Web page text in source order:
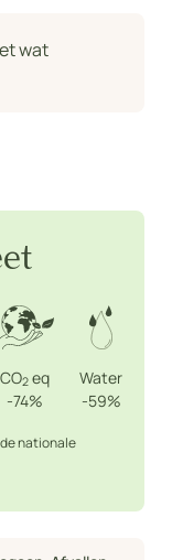
wat
CO2 eq
-74%
Water
-59%
nationale